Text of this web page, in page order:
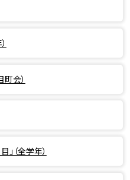
会）
（全学年）